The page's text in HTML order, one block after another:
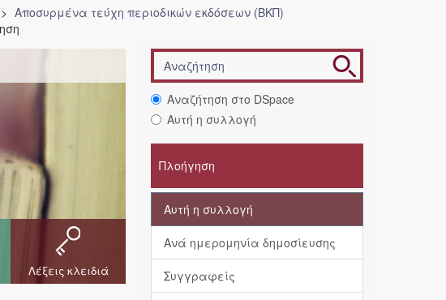
Αποσυρμένα τεύχη περιοδικών εκδόσεων (ΒΚΠ)
Λέξεις κλειδιά
Αναζήτηση στο DSpace
Αυτή η συλλογή
Πλοήγηση
Αυτή η συλλογή
Ανά ημερομηνία δημοσίευσης
Συγγραφείς